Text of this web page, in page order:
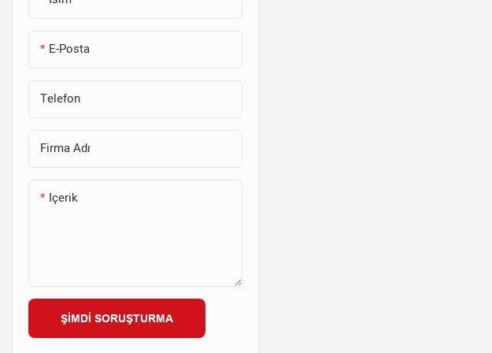
E-Posta
Telefon
Firma Adı
Içerik
ŞIMDI SORUŞTURMA